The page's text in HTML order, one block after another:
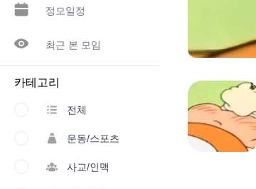
정모일정
최근 본 모임
카테고리
전체
운동/스포츠
사교/인맥